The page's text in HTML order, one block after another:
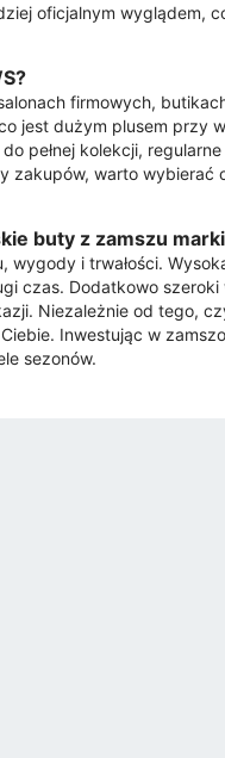
oficjalnym wyglądem,
firmowych,
jest dużym plusem przy
pełnej kolekcji,
warto wybierać
buty z zamszu marki
i trwałości.
czas. Dodatkowo
Niezależnie od tego,
Inwestując w
sezonów.